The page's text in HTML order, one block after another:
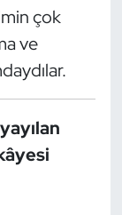
çok
ve